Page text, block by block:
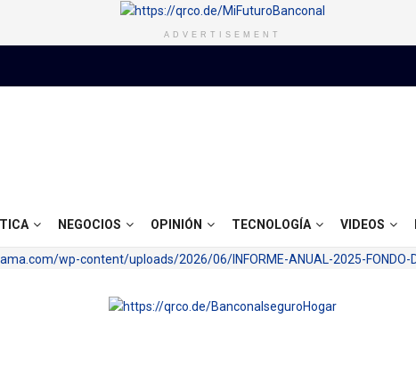
ADVERTISEMENT
NEGOCIOS OPINIÓN TECNOLOGÍA VIDEOS